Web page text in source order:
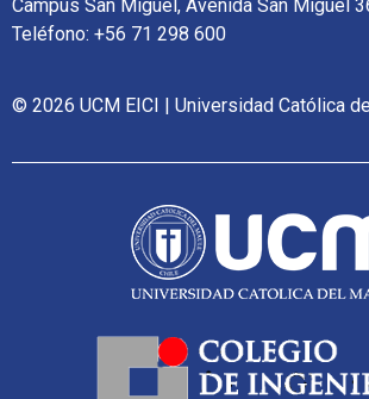
Campus San Miguel, Avenida San Miguel
Teléfono: +56 71 298 600
© 2026 UCM EICI | Universidad Católica